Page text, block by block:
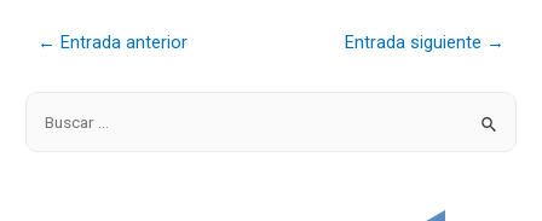
← Entrada anterior Entrada siguiente →